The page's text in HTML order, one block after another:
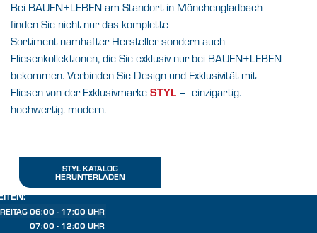
Bei BAUEN+LEBEN am Standort in Mönchengladbach
finden Sie nicht nur das komplette
Sortiment namhafter Hersteller sondern auch
Fliesenkollektionen, die Sie exklusiv nur bei BAUEN+LEBEN
bekommen. Verbinden Sie Design und Exklusivität mit
Fliesenvon der ExklusivmarkeSTYL – einzigartig.
hochwertig. modern.
STYL KATALOG
HERUNTERLADEN
06:00 - 17:00 UHR
07:00 - 12:00 UHR